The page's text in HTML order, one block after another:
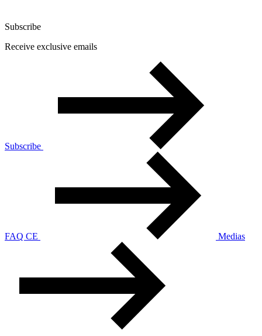
Subscribe
Receive exclusive emails
Subscribe
FAQ CE Medias